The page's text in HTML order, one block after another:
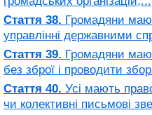
Стаття 38. Громадяни
управлінні державними
Стаття 39. Громадяни
без зброї і проводити
Стаття 40. Усі мають
чи колективні письмові